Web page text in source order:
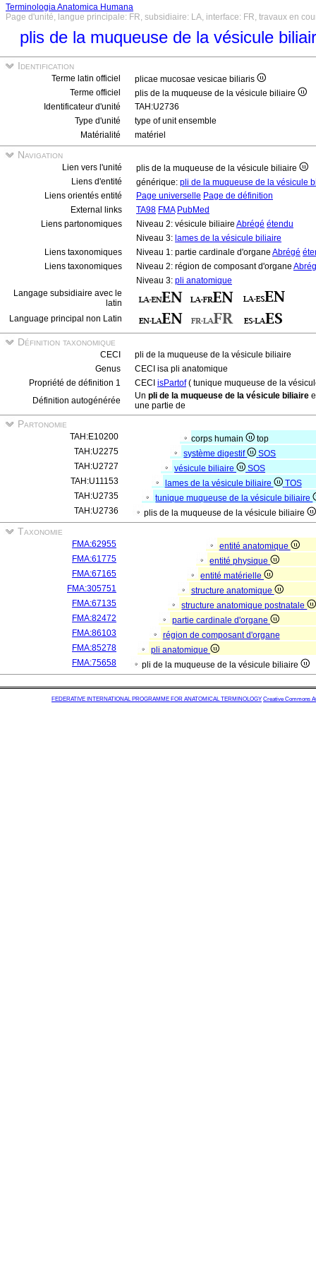
Terminologia Anatomica Humana
Page d'unité, langue principale: FR, subsidiaire: LA, interface: FR, travaux en
plis de la muqueuse de la vésicule
Identification
Terme latin officiel
plicae mucosae vesicae biliaris
Terme officiel
plis de la muqueuse de la vésicule biliaire
Identificateur d'unité
TAH:U2736
Type d'unité
type of unit ensemble
Matérialité
matériel
Navigation
Lien vers l'unité
plis de la muqueuse de la vésicule biliaire
Liens d'entité
générique: pli de la muqueuse de la vésicule
Liens orientés entité
Page universelle Page de définition
External links
TA98 FMA PubMed
Liens partonomiques
Niveau 2: vésicule biliaire Abrégé étendu
Niveau 3: lames de la vésicule biliaire
Liens taxonomiques
Niveau 1: partie cardinale d'organe Abrégé
Liens taxonomiques
Niveau 2: région de composant d'organe
Niveau 3: pli anatomique
Langage subsidiaire avec le
latin
Language principal non Latin
Définition taxonomique
CECI
pli de la muqueuse de la vésicule biliaire
Genus
CECI isa pli anatomique
Propriété de définition 1
CECI isPartof( tunique muqueuse de la
Définition autogénérée
Un pli de la muqueuse de la vésicule biliaire
une partie de
Partonomie
TAH:E10200 corps humain
top
TAH:U2275
système digestif
SOS
TAH:U2727
vésicule biliaire
SOS
TAH:U11153
lames de la vésicule biliaire
TOS
TAH:U2735
tunique muqueuse de la vésicule biliaire
TAH:U2736
plis de la muqueuse de la vésicule biliaire
Taxonomie
FMA:62955
entité anatomique
FMA:61775
entité physique
FMA:67165
entité matérielle
FMA:305751
structure anatomique
FMA:67135
structure anatomique postnatale
FMA:82472
partie cardinale d'organe
FMA:86103
région de composant d'organe
FMA:85278
pli anatomique
FMA:75658
pli de la muqueuse de la vésicule biliaire
FEDERATIVE INTERNATIONAL PROGRAMME FOR ANATOMICAL TERMINOLOGY Creative Commons